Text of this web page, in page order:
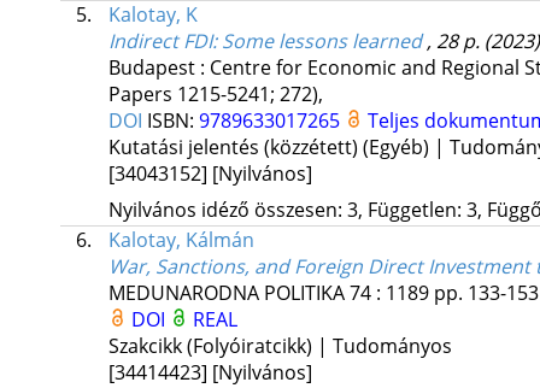
5.
Kalotay, K
Indirect FDI: Some lessons learned, 28 p. (2023)
Budapest : Centre for Economic and Regional
Papers 1215-5241; 272),
DOI ISBN: 9789633017265
Teljes
Kutatási jelentés (közzétett) (Egyéb) |
[34043152] [Nyilvános]
Nyilvános idéző összesen: 3, Független: 3,
6.
Kalotay, Kálmán
War, Sanctions, and Foreign Direct
MEDUNARODNA POLITIKA74: 1189 pp. 133-
DOI
REAL
Szakcikk (Folyóiratcikk) | Tudományos
[34414423] [Nyilvános]